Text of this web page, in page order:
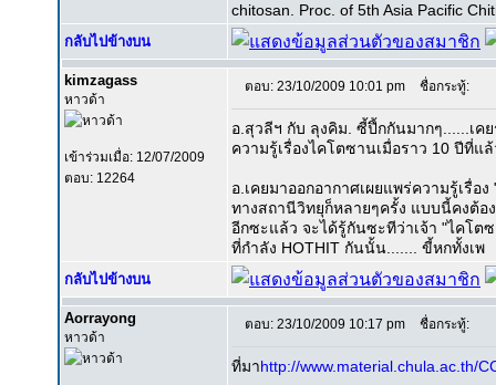
chitosan. Proc. of 5th Asia Pacific
กลับไปข้างบน
kimzagass
หาวด้า
เข้าร่วมเมื่อ: 12/07/2009
ตอบ: 12264
ตอบ: 23/10/2009 10:01 pm ชื่อกระทู้:
อ.สุวลีฯ กับ ลุงคิม. ซี้ปึ้กกันมากๆ......เค
ความรู้เรื่องไคโตซานเมื่อราว 10 ปีที่แ
อ.เคยมาออกอากาศเผยแพร่ความรู้เรื่อ
ทางสถานีวิทยุก็หลายๆครั้ง แบบนี้คงต้อ
อีกซะแล้ว จะได้รู้กันซะทีว่าเจ้า "ไคโต
ที่กำลัง HOTHIT กันนั้น....... ขี้หกทั้งเพ
กลับไปข้างบน
Aorrayong
หาวด้า
ตอบ: 23/10/2009 10:17 pm ชื่อกระทู้:
ที่มาhttp://www.material.chula.ac.th/